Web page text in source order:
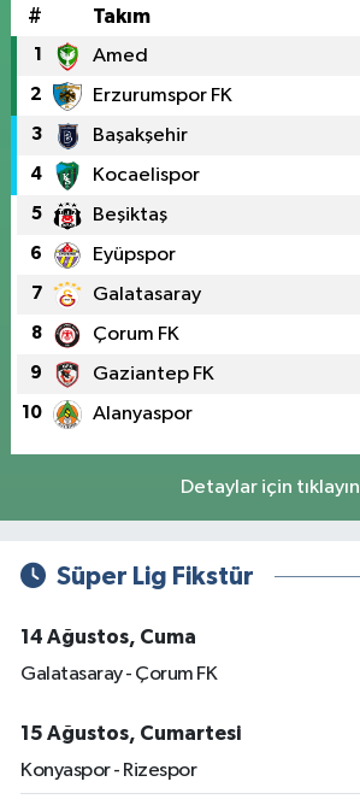
# Takım
1 Amed
2 Erzurumspor FK
3 Başakşehir
4 Kocaelispor
5 Beşiktaş
6 Eyüpspor
7 Galatasaray
8 Çorum FK
9 Gaziantep FK
10 Alanyaspor
Detaylar için tıklayın
Süper Lig Fikstür
14 Ağustos, Cuma
Galatasaray - Çorum FK
15 Ağustos, Cumartesi
Konyaspor - Rizespor